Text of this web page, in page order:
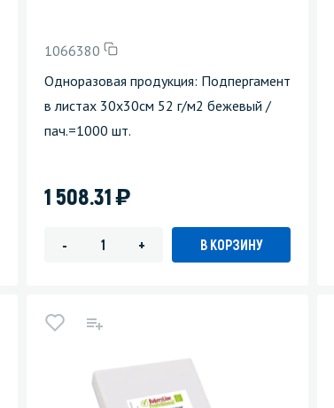
1066380
Одноразовая продукция: Подпергамент
в листах 30х30см 52 г/м2 бежевый /
пач.=1000 шт.
1 508.31)
- + В КОРЗИНУ